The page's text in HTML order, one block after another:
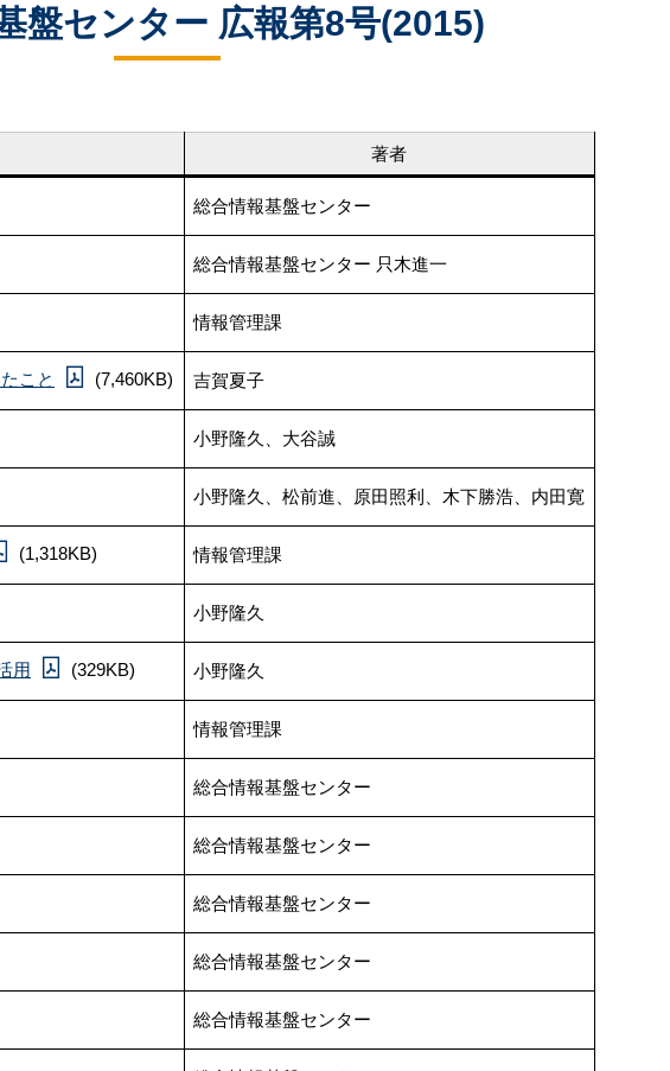
各種アプリの便利機能
盤センター 広報第8号(2015)
著者
総合情報基盤センター
総合情報基盤センター 只木進一
情報管理課
こと (7,460KB) 吉賀夏子
小野隆久、大谷誠
小野隆久、松前進、原田照利、木下勝浩、内田寛
(1,318KB) 情報管理課
小野隆久
用 (329KB) 小野隆久
情報管理課
総合情報基盤センター
総合情報基盤センター
総合情報基盤センター
総合情報基盤センター
総合情報基盤センター